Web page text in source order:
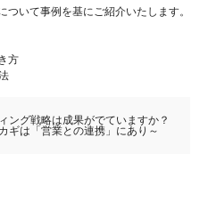
いて事例を基にご紹介いたします。
方
ング戦略は成果がでていますか？
ギは「営業との連携」にあり～